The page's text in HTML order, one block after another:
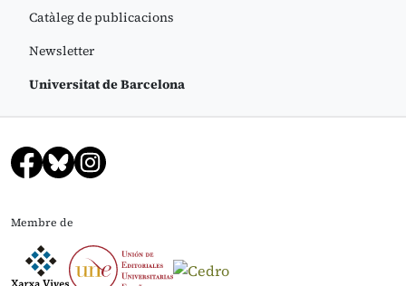
Catàleg de publicacions
Newsletter
Universitat de Barcelona
Membre de